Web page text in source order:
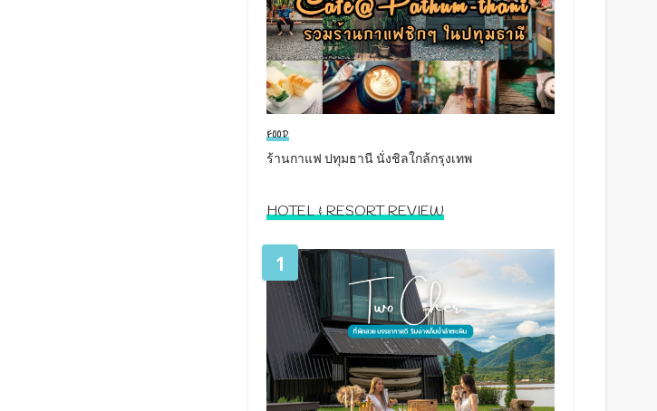
FOOD
ร้านกาแฟ ปทุมธานี นั่งชิลใกล้กรุงเทพ
HOTEL & RESORT REVIEW
1